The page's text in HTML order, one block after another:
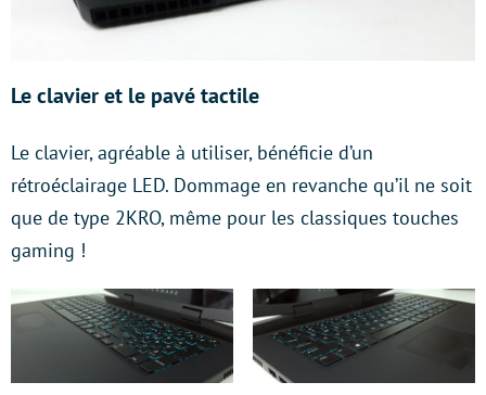
Le clavier et le pavé tactile
Le clavier, agréable à utiliser, bénéficie d’un
rétroéclairage LED. Dommage en revanche qu’il ne soit
que de type 2KRO, même pour les classiques touches
gaming !